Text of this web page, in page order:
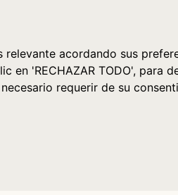
acordando sus
'RECHAZAR TODO', para
requerir de su